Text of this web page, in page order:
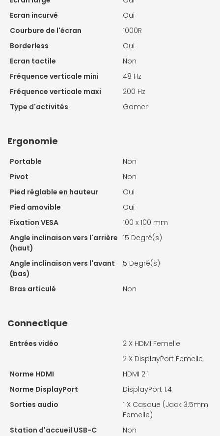
Ecran incurvé
Oui
Courbure de l'écran
1000R
Borderless
Oui
Ecran tactile
Non
Fréquence verticale mini
48 Hz
Fréquence verticale maxi
200 Hz
Type d'activités
Gamer
Ergonomie
Portable
Non
Pivot
Non
Pied réglable en hauteur
Oui
Pied amovible
Oui
Fixation VESA
100 x 100 mm
Angle inclinaison vers l'arrière
(haut)
15 Degré(s)
Angle inclinaison vers l'avant
(bas)
5 Degré(s)
Bras articulé Non
Connectique
Entrées vidéo 2 X HDMI Femelle
2 X DisplayPort Femelle
Norme HDMI
HDMI 2.1
Norme DisplayPort
DisplayPort 1.4
Sorties audio
1 X Casque (Jack 3.5mm
Femelle)
Station d'accueil USB-C
Non